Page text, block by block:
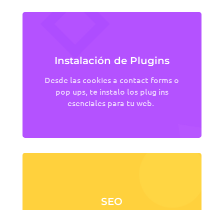
Instalación de Plugins
Desde las cookies a contact forms o
pop ups, te instalo los plug ins
esenciales para tu web.
SEO